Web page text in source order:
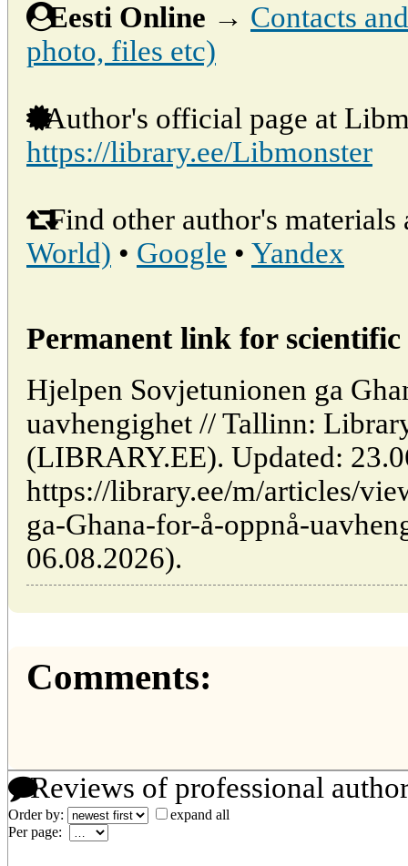
Eesti Online → Contacts
photo, files etc)
Author's official page at
https://library.ee/Libmonster
Find other author's materials
World) • Google • Yandex
Permanent link for
Hjelpen Sovjetunionen ga
uavhengighet // Tallinn:
(LIBRARY.EE). Updated:
https://library.ee/m/articles/
ga-Ghana-for-å-oppnå-
06.08.2026).
Comments:
Reviews of professional
Order by:
expand all
Per page: